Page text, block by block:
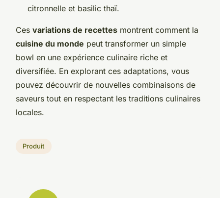
citronnelle et basilic thaï.
Ces variations de recettes montrent comment la
cuisine du monde peut transformer un simple
bowl en une expérience culinaire riche et
diversifiée. En explorant ces adaptations, vous
pouvez découvrir de nouvelles combinaisons de
saveurs tout en respectant les traditions culinaires
locales.
Produit